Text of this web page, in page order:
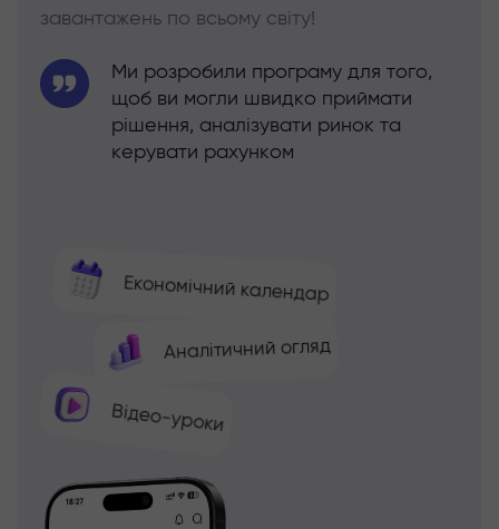
завантажень по всьому світу!
Економічний календар
Аналітичний огляд
Відео-уроки
Ми розробили програму для того,
щоб ви могли швидко приймати
рішення, аналізувати ринок та
керувати рахунком